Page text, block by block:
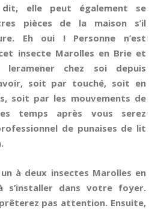
elle peut également se
pièces de la maison s’il
Eh oui ! Personne n’est
insecte Marolles en Brie et
leramener chez soi depuis
soit par touché, soit en
soit par les mouvements de
temps après vous serez
de punaises de lit
à deux insectes Marolles en
dans votre foyer.
pas attention. Ensuite,